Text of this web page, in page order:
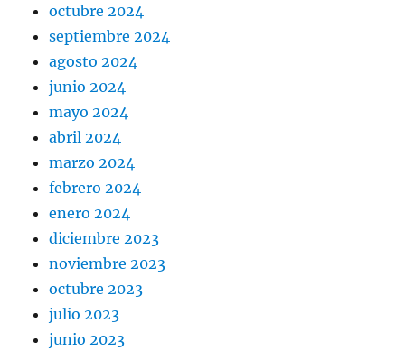
octubre 2024
septiembre 2024
agosto 2024
junio 2024
mayo 2024
abril 2024
marzo 2024
febrero 2024
enero 2024
diciembre 2023
noviembre 2023
octubre 2023
julio 2023
junio 2023